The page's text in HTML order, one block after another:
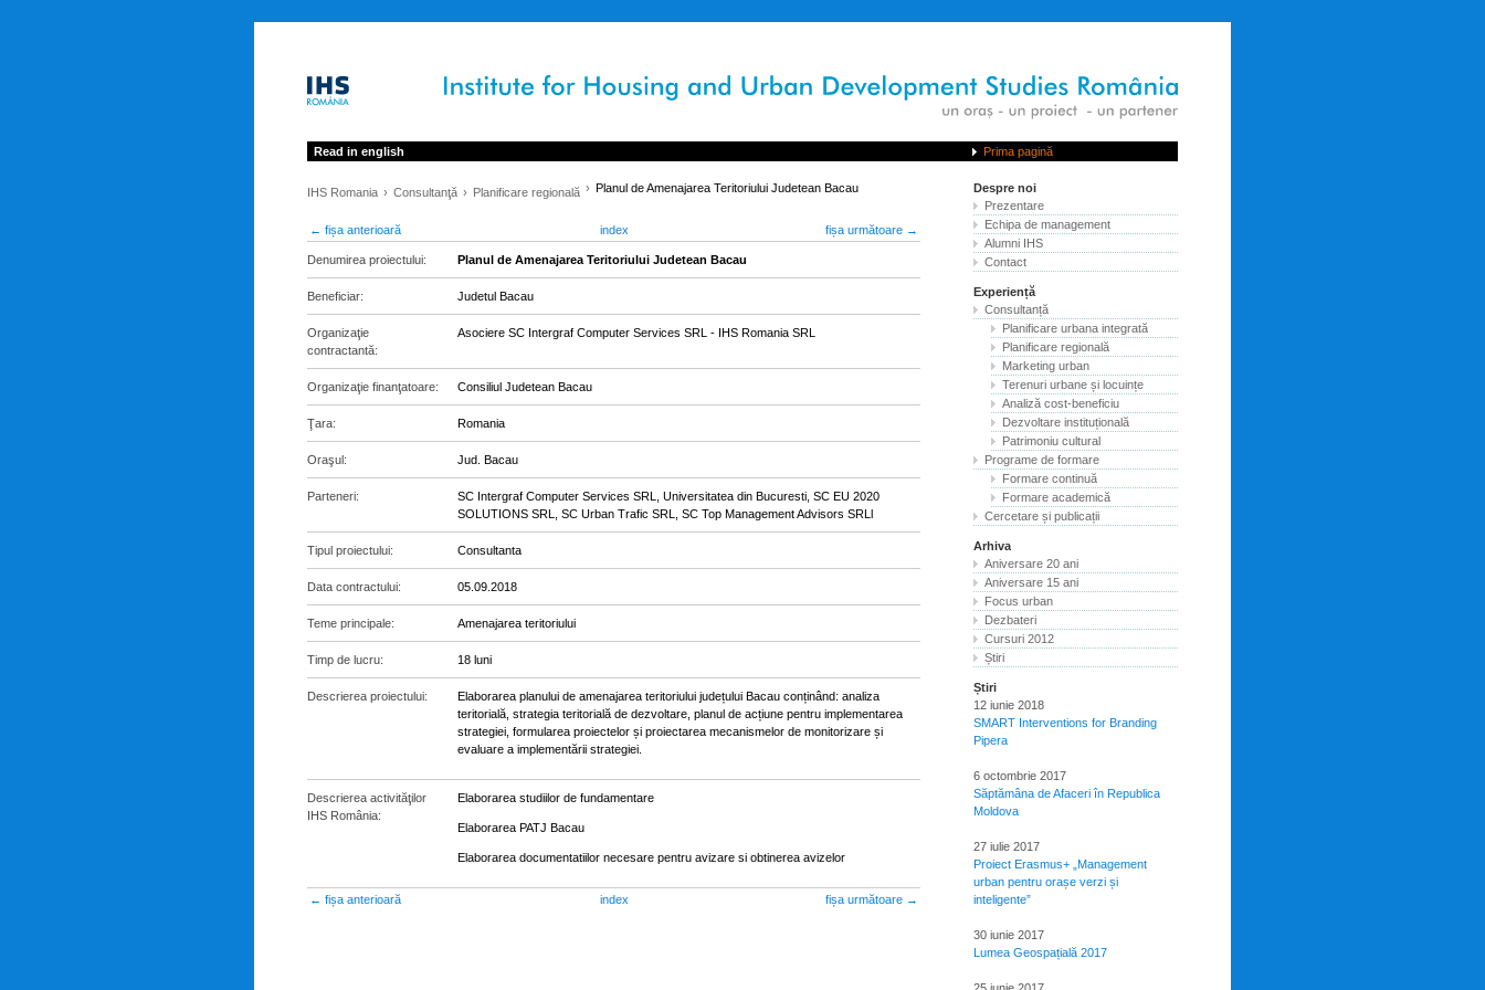
Read in english Prima pagină
IHS Romania Consultanţă Planificare regională Planul de Amenajarea Teritoriului Judetean Bacau
← fișa anterioară index fișa următoare →
Denumirea proiectului: Planul de Amenajarea Teritoriului Judetean Bacau
Beneficiar: Judetul Bacau
Organizaţie
contractantă:
Asociere SC Intergraf Computer Services SRL - IHS Romania SRL
Organizaţie finanţatoare: Consiliul Judetean Bacau
Ţara: Romania
Oraşul: Jud. Bacau
Parteneri:
SC Intergraf Computer Services SRL, Universitatea din Bucuresti, SC EU 2020
SOLUTIONS SRL, SC Urban Trafic SRL, SC Top Management Advisors SRLl
Tipul proiectului: Consultanta
Data contractului: 05.09.2018
Teme principale: Amenajarea teritoriului
Timp de lucru: 18 luni
Descrierea proiectului:
Elaborarea planului de amenajarea teritoriului județului Bacau conținând: analiza
teritorială, strategia teritorială de dezvoltare, planul de acțiune pentru implementarea
strategiei, formularea proiectelor și proiectarea mecanismelor de monitorizare și
evaluare a implementării strategiei.
Descrierea activităţilor
IHS România:
Elaborarea studiilor de fundamentare
Elaborarea PATJ Bacau
Elaborarea documentatiilor necesare pentru avizare si obtinerea avizelor
← fișa anterioară index fișa următoare →
Despre noi
Prezentare
Echipa de management
Alumni IHS
Contact
Experiență
Consultanță
Planificare urbana integrată
Planificare regională
Marketing urban
Terenuri urbane și locuințe
Analiză cost-beneficiu
Dezvoltare instituțională
Patrimoniu cultural
Programe de formare
Formare continuă
Formare academică
Cercetare și publicații
Arhiva
Aniversare 20 ani
Aniversare 15 ani
Focus urban
Dezbateri
Cursuri 2012
Știri
Știri
12 iunie 2018
SMART Interventions for Branding
Pipera
6 octombrie 2017
Săptămâna de Afaceri în Republica
Moldova
27 iulie 2017
Proiect Erasmus+ „Management
urban pentru orașe verzi și
inteligente”
30 iunie 2017
Lumea Geospațială 2017